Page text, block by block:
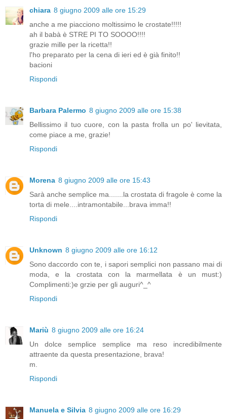
chiara 8 giugno 2009 alle ore 15:29
anche a me piacciono moltissimo le crostate!!!!!
ah il babà è STRE PI TO SOOOO!!!!
grazie mille per la ricetta!!
l'ho preparato per la cena di ieri ed è già finito!!
bacioni
Rispondi
Barbara Palermo 8 giugno 2009 alle ore 15:38
Bellissimo il tuo cuore, con la pasta frolla un po' lievitata,
come piace a me, grazie!
Rispondi
Morena 8 giugno 2009 alle ore 15:43
Sarà anche semplice ma.......la crostata di fragole è come la
torta di mele....intramontabile...brava imma!!
Rispondi
Unknown 8 giugno 2009 alle ore 16:12
Sono daccordo con te, i sapori semplici non passano mai di
moda, e la crostata con la marmellata è un must:)
Complimenti:)e grzie per gli auguri^_^
Rispondi
Mariù 8 giugno 2009 alle ore 16:24
Un dolce semplice semplice ma reso incredibilmente
attraente da questa presentazione, brava!
m.
Rispondi
Manuela e Silvia 8 giugno 2009 alle ore 16:29